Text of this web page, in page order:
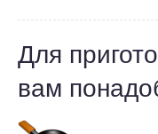
Для
вам